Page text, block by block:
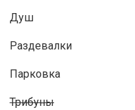
Душ
Раздевалки
Парковка
Трибуны